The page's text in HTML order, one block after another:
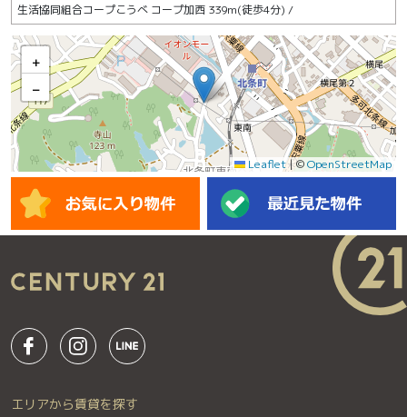
生活協同組合コープこうべ コープ加西 339m(徒歩4分) /
+
−
Leaflet|©OpenStreetMap
エリアから賃貸を探す